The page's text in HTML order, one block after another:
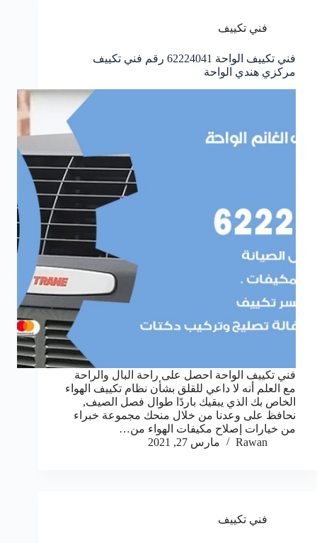
فني تكييف
فني تكييف الواحة 62224041 رقم فني تكييف
مركزي هندي الواحة
فني تكييف الواحة احصل على راحة البال والراحة
مع العلم أنه لا داعي للقلق بشأن نظام تكييف الهواء
الخاص بك الذي يبقيك باردًا طوال فصل الصيف,
نحافظ على وعدنا من خلال منحك مجموعة خبراء
من خيارات إصلاح مكيفات الهواء من…
Rawan
مارس 27, 2021
فني تكييف